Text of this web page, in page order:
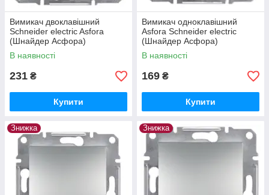
Вимикач двоклавішний
Schneider electric Asfora
(Шнайдер Асфора)
В наявності
231 ₴
Купити
Вимикач одноклавішний
Asfora Schneider electric
(Шнайдер Асфора)
В наявності
169 ₴
Купити
Знижка Знижка